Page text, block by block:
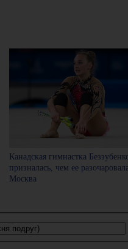
Канадская гимнастка
призналась, чем ее
Москва